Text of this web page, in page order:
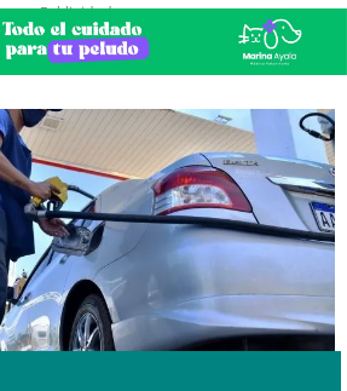
- Publicidad -
al gasoil en Paraguay ¿Afectará a las